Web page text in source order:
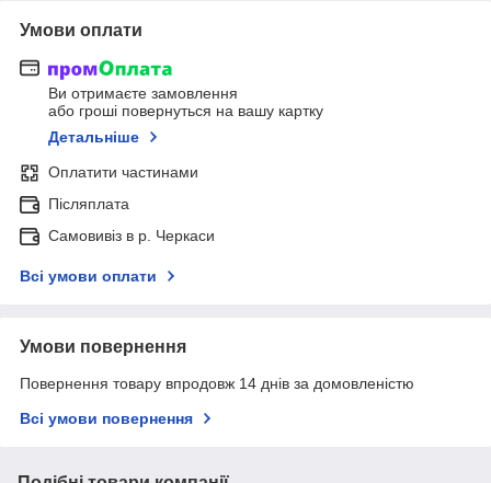
Умови оплати
Ви отримаєте замовлення
або гроші повернуться на вашу картку
Детальніше
Оплатити частинами
Післяплата
Самовивіз в р. Черкаси
Всі умови оплати
Умови повернення
Повернення товару впродовж 14 днів за домовленістю
Всі умови повернення